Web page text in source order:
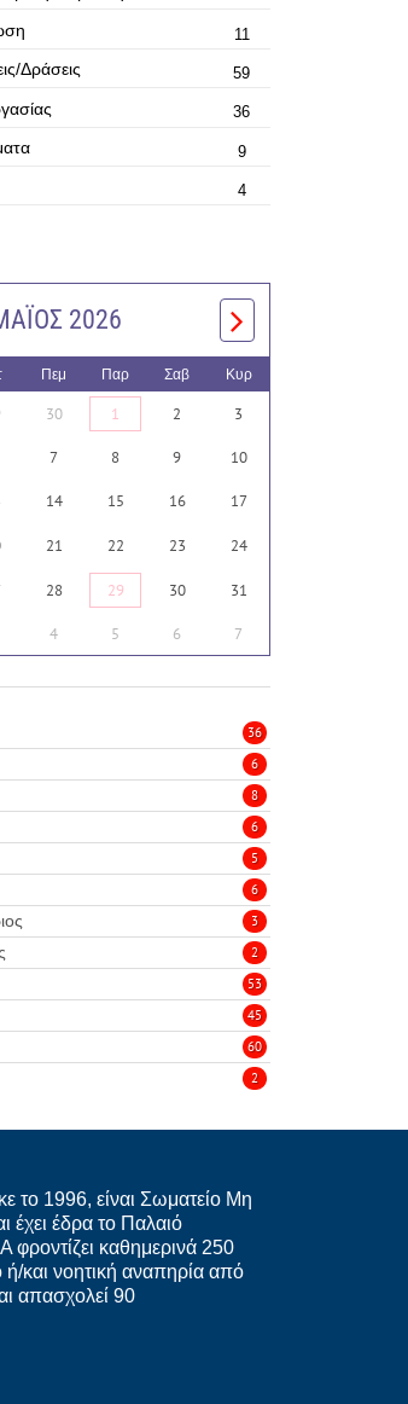
11
Δράσεις 59
36
9
4
2026
Πεμ Παρ Σαβ Κυρ
30 1 2 3
7 8 9 10
14 15 16 17
21 22 23 24
28 29 30 31
4 5 6 7
36
6
8
6
5
6
3
2
53
45
60
2
το 1996, είναι Σωματείο Μη
έχει έδρα το Παλαιό
καθημερινά 250
ή/και νοητική αναπηρία από
απασχολεί 90